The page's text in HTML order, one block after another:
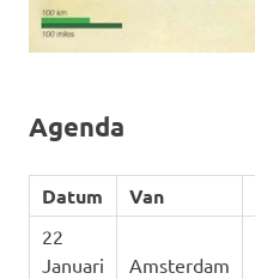
Agenda
Datum Van
22
Januari
Amsterdam